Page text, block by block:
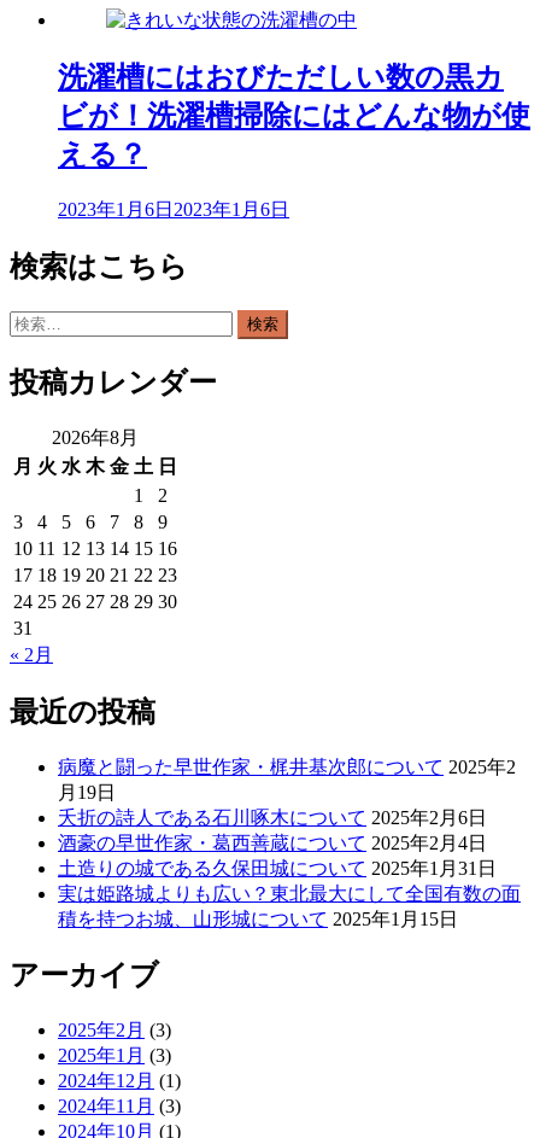
洗濯槽にはおびただしい数の黒カ
ビが！洗濯槽掃除にはどんな物が使
える？
2023年1月6日 2023年1月6日
検索はこちら
検
投稿カレンダー
2026年8月
月 火 水 木 金 土 日
1
2
3
4 5 6 7 8
9
10 11 12 13 14 15 16
17 18 19 20 21 22 23
24 25 26 27 28 29 30
31
« 2月
最近の投稿
病魔と闘った早世作家・梶井基次郎について 2025年2
月19日
夭折の詩人である石川啄木について 2025年2月6日
酒豪の早世作家・葛西善蔵について 2025年2月4日
土造りの城である久保田城について 2025年1月31日
実は姫路城よりも広い？東北最大にして全国有数の面
積を持つお城、山形城について 2025年1月15日
アーカイブ
2025年2月 (3)
2025年1月 (3)
2024年12月 (1)
2024年11月 (3)
2024年10月 (1)